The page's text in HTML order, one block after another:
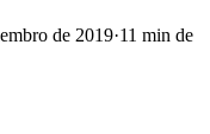
de 2019·11 min de